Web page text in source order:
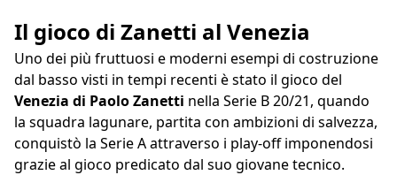
Il gioco di Zanetti al Venezia
Uno dei più fruttuosi e moderni esempi di costruzione
dal basso visti in tempi recenti è stato il gioco del
Venezia di Paolo Zanetti nella Serie B 20/21, quando
la squadra lagunare, partita con ambizioni di salvezza,
conquistò la Serie A attraverso i play-off imponendosi
grazie al gioco predicato dal suo giovane tecnico.